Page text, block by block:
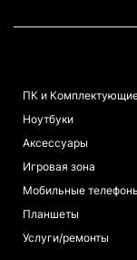
ПК и
Ноутбуки
Аксессуары
Игровая зона
Мобильные
Планшеты
Услуги/ремонты